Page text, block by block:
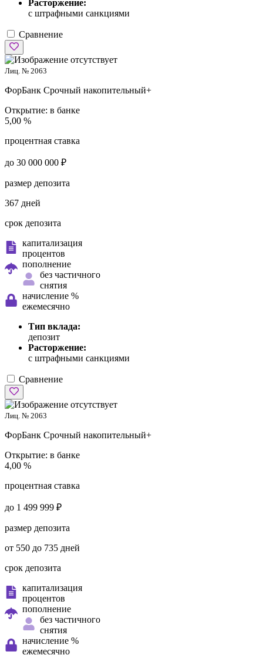
Расторжение:
с штрафными санкциями
Сравнение
Лиц. № 2063
ФорБанк Срочный накопительный+
Открытие: в банке
5,00 %
процентная ставка
до 30 000 000 ₽
размер депозита
367 дней
срок депозита
капитализация
процентов
пополнение
без частичного
снятия
начисление %
ежемесячно
Тип вклада:
депозит
Расторжение:
с штрафными санкциями
Сравнение
Лиц. № 2063
ФорБанк Срочный накопительный+
Открытие: в банке
4,00 %
процентная ставка
до 1 499 999 ₽
размер депозита
от 550 до 735 дней
срок депозита
капитализация
процентов
пополнение
без частичного
снятия
начисление %
ежемесячно